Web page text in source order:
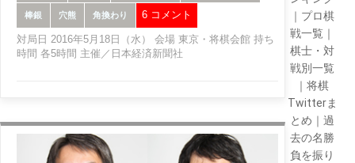
棒銀 穴熊 角換わり 6 コメント
対局日 2016年5月18日（水） 会場 東京・将棋会館 持ち
時間 各5時間 主催／日本経済新聞社
｜ プロ棋
戦一覧 ｜
棋士・対
戦別一覧
｜ 将棋
Twitterま
とめ ｜ 過
去の名勝
負を振り